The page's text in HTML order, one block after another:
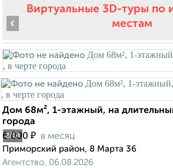
Виртуальные 3D-туры по
местам
2/14
‹
Дом 68м², 1-этажный, на
города
6 000 ₽ в месяц
Приморский район, 8 Марта 36
Агентство, 06.08.2026